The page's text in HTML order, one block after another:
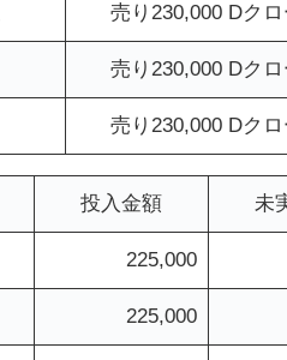
売り230,000 Dク
売り230,000 Dク
売り230,000 Dク
投入金額 未
225,000
225,000